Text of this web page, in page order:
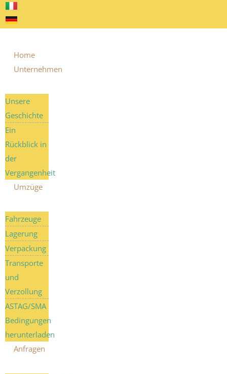
Home
Unternehmen
Unsere
Geschichte
Ein
Rückblick in
der
Vergangenheit
Umzüge
Fahrzeuge
Lagerung
Verpackung
Transporte
und
Verzollung
ASTAG/SMA
Bedingungen
herunterladen
Anfragen